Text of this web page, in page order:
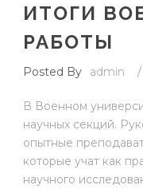
ИТОГИ
РАБОТЫ
Posted By admin /
В Военном
научных секций.
опытные
которые учат как
научного